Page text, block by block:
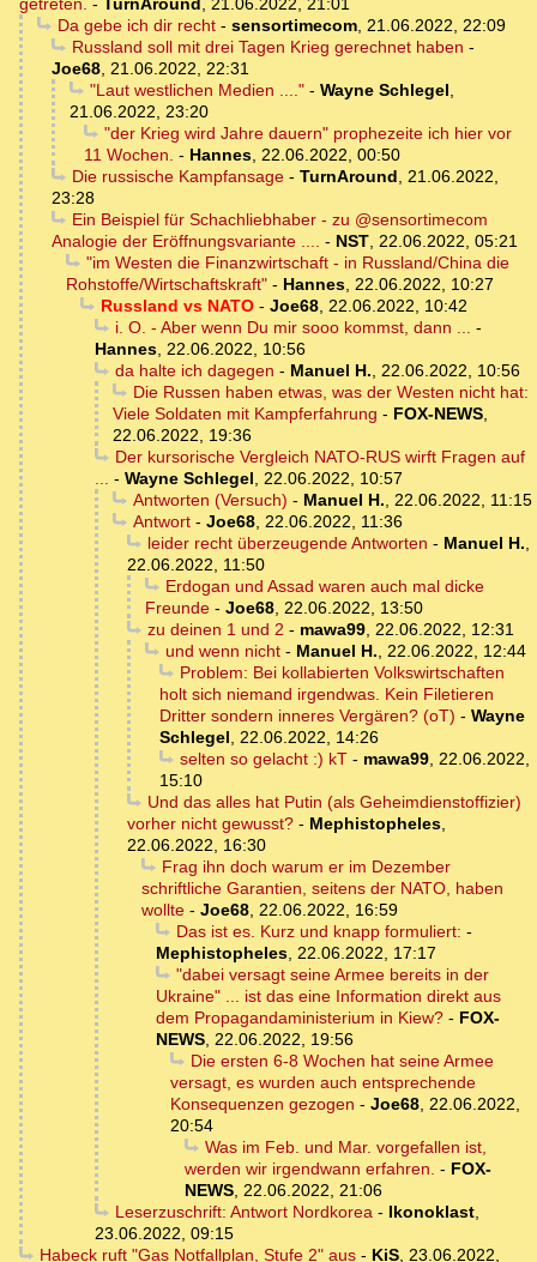
getreten. - TurnAround, 21.06.2022, 21:01
Da gebe ich dir recht- sensortimecom, 21.06.2022, 22:09
Russland soll mit drei Tagen Krieg gerechnet haben -
Joe68, 21.06.2022, 22:31
"Laut westlichen Medien ...."- Wayne Schlegel,
21.06.2022, 23:20
"der Krieg wird Jahre dauern" prophezeite ich hier vor
11 Wochen. - Hannes, 22.06.2022, 00:50
Die russische Kampfansage- TurnAround, 21.06.2022,
23:28
Ein Beispiel für Schachliebhaber - zu @sensortimecom
Analogie der Eröffnungsvariante .... - NST, 22.06.2022, 05:21
"im Westen die Finanzwirtschaft - in Russland/China die
Rohstoffe/Wirtschaftskraft" - Hannes, 22.06.2022, 10:27
Russland vs NATO- Joe68, 22.06.2022, 10:42
i. O. - Aber wenn Du mir sooo kommst, dann ... -
Hannes, 22.06.2022, 10:56
da halte ich dagegen - Manuel H., 22.06.2022, 10:56
Die Russen haben etwas, was der Westen nicht hat:
Viele Soldaten mit Kampferfahrung - FOX-NEWS,
22.06.2022, 19:36
Der kursorische Vergleich NATO-RUS wirft Fragen auf
... - Wayne Schlegel, 22.06.2022, 10:57
Antworten (Versuch) - Manuel H., 22.06.2022, 11:15
Antwort- Joe68, 22.06.2022, 11:36
leider recht überzeugende Antworten - Manuel H.,
22.06.2022, 11:50
Erdogan und Assad waren auch mal dicke
Freunde - Joe68, 22.06.2022, 13:50
zu deinen 1 und 2 - mawa99, 22.06.2022, 12:31
und wenn nicht- Manuel H., 22.06.2022, 12:44
Problem: Bei kollabierten Volkswirtschaften
holt sich niemand irgendwas. Kein Filetieren
Dritter sondern inneres Vergären? (oT) - Wayne
Schlegel, 22.06.2022, 14:26
selten so gelacht :) kT- mawa99, 22.06.2022,
15:10
Und das alles hat Putin (als Geheimdienstoffizier)
vorher nicht gewusst? - Mephistopheles,
22.06.2022, 16:30
Frag ihn doch warum er im Dezember
schriftliche Garantien, seitens der NATO, haben
wollte - Joe68, 22.06.2022, 16:59
Das ist es. Kurz und knapp formuliert: -
Mephistopheles, 22.06.2022, 17:17
"dabei versagt seine Armee bereits in der
Ukraine" ... ist das eine Information direkt aus
dem Propagandaministerium in Kiew? - FOX-
NEWS, 22.06.2022, 19:56
Die ersten 6-8 Wochen hat seine Armee
versagt, es wurden auch entsprechende
Konsequenzen gezogen - Joe68, 22.06.2022,
20:54
Was im Feb. und Mar. vorgefallen ist,
werden wir irgendwann erfahren. - FOX-
NEWS, 22.06.2022, 21:06
Leserzuschrift: Antwort Nordkorea- Ikonoklast,
23.06.2022, 09:15
Habeck ruft "Gas Notfallplan, Stufe 2" aus- KiS, 23.06.2022,